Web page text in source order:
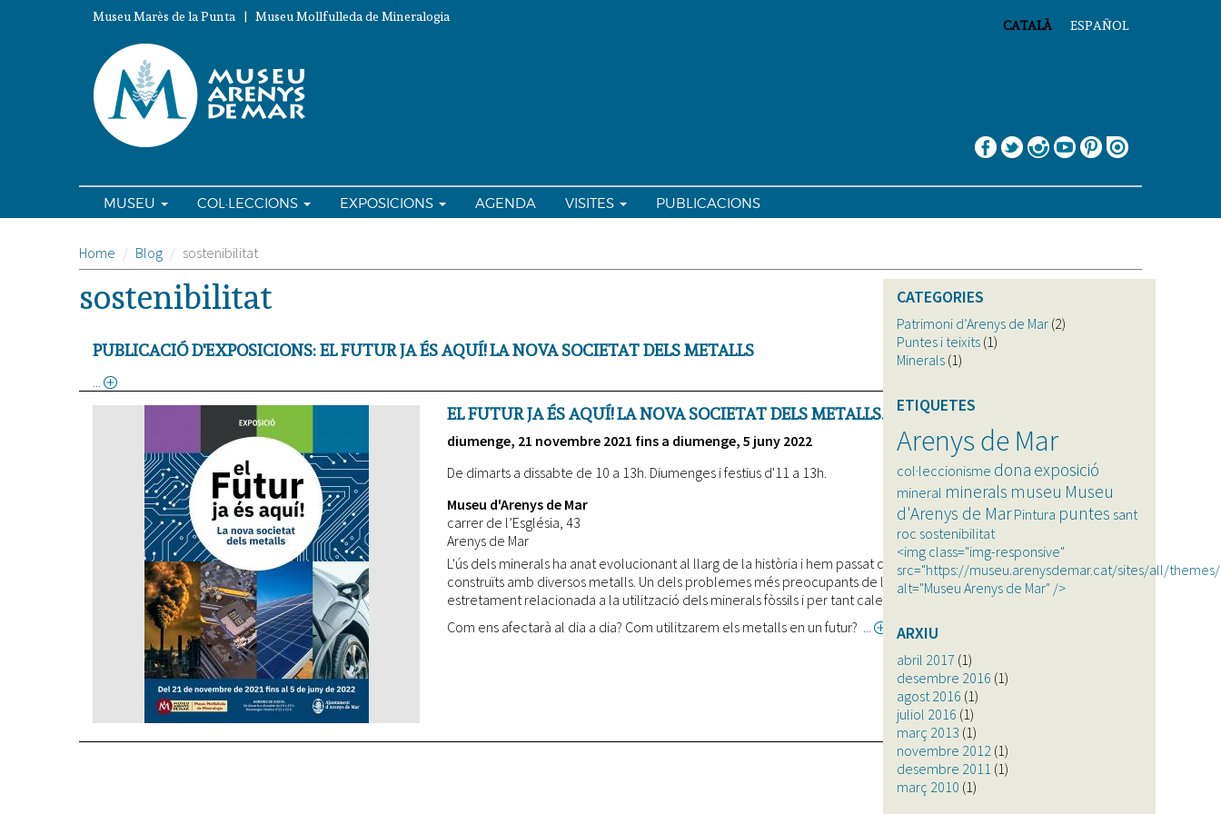
ESPAÑOL
CATALÀ
Museu Marès de la Punta | Museu Mollfulleda de Mineralogia
MUSEU COL·LECCIONS EXPOSICIONS AGENDA VISITES PUBLICACIONS
Home Blog sostenibilitat
sostenibilitat
PUBLICACIÓ D'EXPOSICIONS: EL FUTUR JA ÉS AQUÍ! LA NOVA SOCIETAT DELS METALLS
futur
aquí!
nova
societat
metalls
EL FUTUR JA ÉS AQUÍ! LA NOVA SOCIETAT DELS METALLS.
diumenge, 21 novembre 2021 fins a diumenge, 5 juny 2022
De dimarts a dissabte de 10 a 13h. Diumenges i festius d'11 a 13h.
Museu d'Arenys de Mar
carrer de l’Església, 43
Arenys de Mar
L'ús dels minerals ha anat evolucionant al llarg de la història i hem passat d'utilitzar eines de sílex a telèfons mòbils
construïts amb diversos metalls. Un dels problemes més preocupants de la societat actual, la crisi climàtica, està
estretament relacionada a la utilització dels minerals fòssils i per tant calen canvis urgents.
Com ens afectarà al dia a dia? Com utilitzarem els metalls en un futur?
about
futur
ja
és
aquí!
La
nova
societat
dels
CATEGORIES
Patrimoni d’Arenys de Mar (2)
Puntes i teixits (1)
Minerals (1)
ETIQUETES
Arenys de Mar
col·leccionisme dona exposició
mineral minerals museu Museu
d'Arenys de Mar Pintura puntes sant
roc sostenibilitat
<img class="img-responsive"
src="https://museu.arenysdemar.cat/sites/all/
alt="Museu Arenys de Mar" />
ARXIU
abril 2017 (1)
desembre 2016 (1)
agost 2016 (1)
juliol 2016 (1)
març 2013 (1)
novembre 2012 (1)
desembre 2011 (1)
març 2010 (1)